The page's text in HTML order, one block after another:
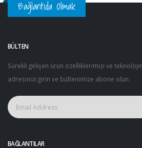
Bağlantıda Olmak
BÜLTEN
Sürekli gelişen ürün özelliklerimizi ve
adresinizi girin ve bültenimize abone olun.
BAĞLANTILAR